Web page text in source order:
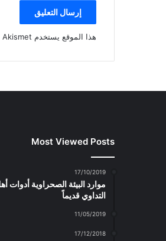
هذا الموقع يستخدم Akismet للحدّ من التعليقات المزعجة والغير مرغوبة.
Most Viewed Posts
17/10/2019
موارد البيئة الصحراوية أدوات
التداوي قديماً
11/05/2019
17/12/2018